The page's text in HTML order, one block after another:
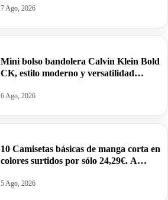
7 Ago, 2026
Mini bolso bandolera Calvin Klein Bold
CK, estilo moderno y versatilidad
6 Ago, 2026
10 Camisetas básicas de manga corta en
colores surtidos por sólo 24,29€. A
5 Ago, 2026